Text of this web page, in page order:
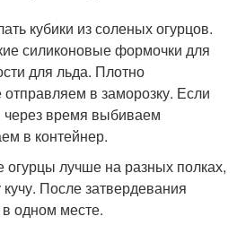
кубики из соленых огурцов.
силиконовые формочки для
для льда. Плотно
в заморозку. Если
время выбиваем
в контейнер.
лучше на разных полках,
После затвердевания
одном месте.